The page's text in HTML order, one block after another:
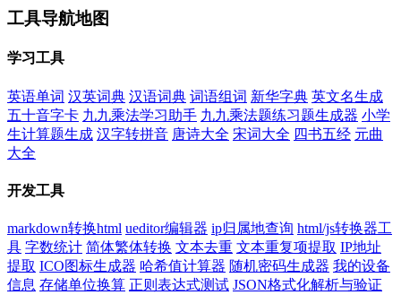
工具导航地图
学习工具
英语单词 汉英词典 汉语词典 词语组词 新华字典 英文名生成
五十音字卡 九九乘法学习助手 九九乘法题练习题生成器 小学
生计算题生成 汉字转拼音 唐诗大全 宋词大全 四书五经 元曲
大全
开发工具
markdown转换html ueditor编辑器 ip归属地查询 html/js转换器工
具 字数统计 简体繁体转换 文本去重 文本重复项提取 IP地址
提取 ICO图标生成器 哈希值计算器 随机密码生成器 我的设备
信息 存储单位换算 正则表达式测试 JSON格式化解析与验证